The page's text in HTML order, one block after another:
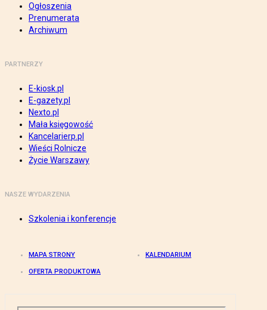
Ogłoszenia
Prenumerata
Archiwum
PARTNERZY
E-kiosk.pl
E-gazety.pl
Nexto.pl
Mała księgowość
Kancelarierp.pl
Wieści Rolnicze
Życie Warszawy
NASZE WYDARZENIA
Szkolenia i konferencje
MAPA STRONY KALENDARIUM
OFERTA PRODUKTOWA